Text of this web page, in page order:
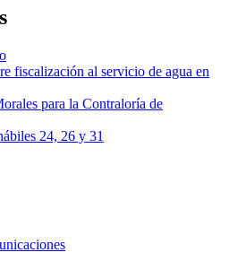
fiscalización al servicio de agua en
para la Contraloría de
24, 26 y 31